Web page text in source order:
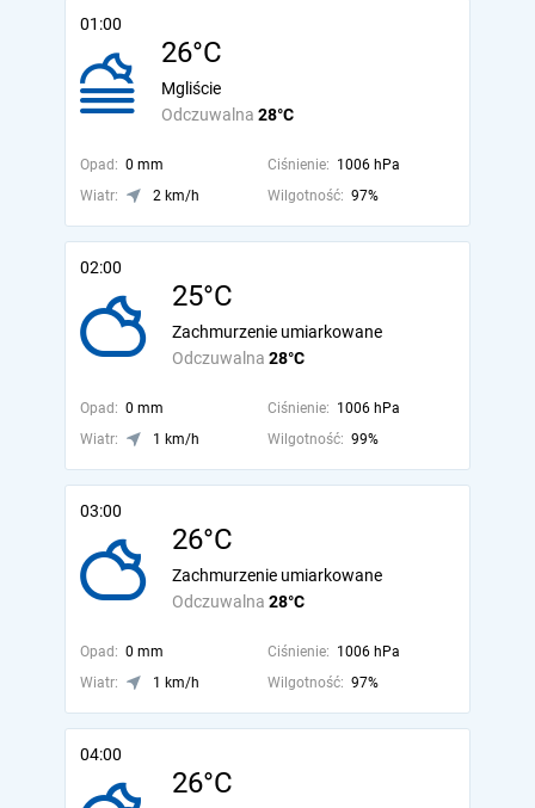
01:00
26°C
Odczuwalna 28°C
Mgliście
Opad: 0 mm Ciśnienie: 1006 hPa
Wiatr:
2 km/h Wilgotność: 97%
02:00
25°C
Odczuwalna 28°C
Zachmurzenie umiarkowane
Opad: 0 mm Ciśnienie: 1006 hPa
Wiatr:
1 km/h Wilgotność: 99%
03:00
26°C
Odczuwalna 28°C
Zachmurzenie umiarkowane
Opad: 0 mm Ciśnienie: 1006 hPa
Wiatr:
1 km/h Wilgotność: 97%
04:00
26°C